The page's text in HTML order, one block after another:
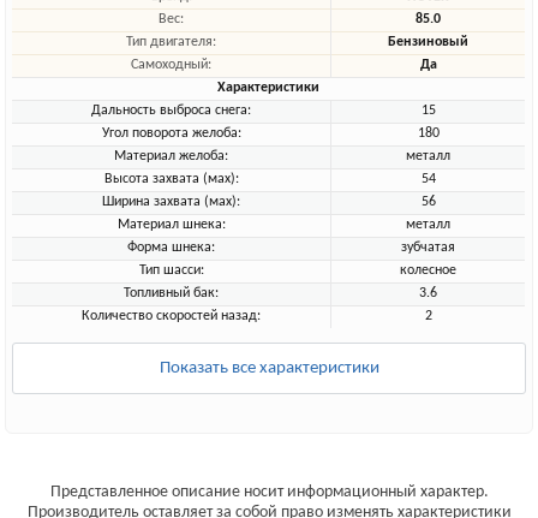
Вес:
85.0
Тип двигателя:
Бензиновый
Самоходный:
Да
Характеристики
Дальность выброса снега:
15
Угол поворота желоба:
180
Материал желоба:
металл
Высота захвата (мах):
54
Ширина захвата (мах):
56
Материал шнека:
металл
Форма шнека:
зубчатая
Тип шасси:
колесное
Топливный бак:
3.6
Количество скоростей назад:
2
Показать все характеристики
Представленное описание носит информационный характер.
Производитель оставляет за собой право изменять характеристики